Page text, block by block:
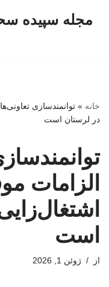
مجله سپیده
خانه » توانمندسازی
در لرستان است
الزامات
است
از ژوئن 1, 2026